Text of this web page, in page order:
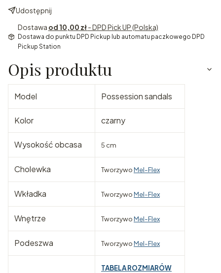
Udostępnij
Dostawa od 10,00 zł- DPD Pick UP (Polska)
Dostawa do punktu DPD Pickup lub automatu paczkowego DPD
Pickup Station
Opis produktu
Model Possession sandals
Kolor czarny
Wysokość obcasa 5 cm
Cholewka TworzywoMel-Flex
Wkładka TworzywoMel-Flex
Wnętrze TworzywoMel-Flex
Podeszwa TworzywoMel-Flex
TABELA ROZMIARÓW